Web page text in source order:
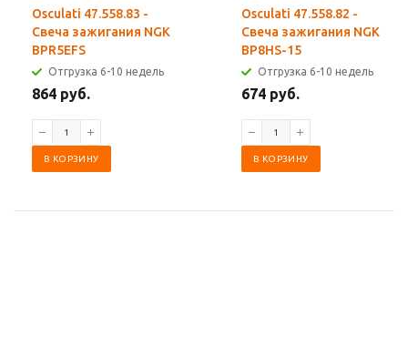
Osculati 47.558.83 -
Свеча зажигания NGK
BPR5EFS
Отгрузка 6-10 недель
864 руб.
В КОРЗИНУ
Osculati 47.558.82 -
Свеча зажигания NGK
BP8HS-15
Отгрузка 6-10 недель
674 руб.
В КОРЗИНУ